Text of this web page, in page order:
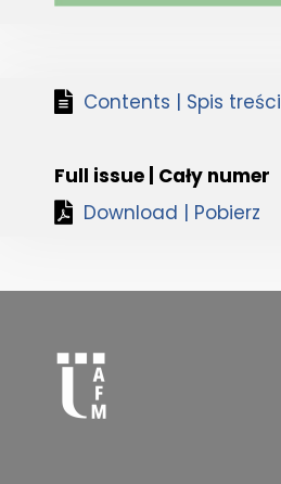
Contents | Spis treści
Full issue | Cały numer
Download | Pobierz